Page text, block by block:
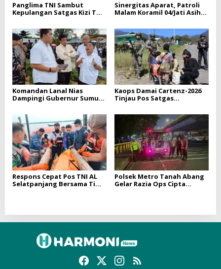
Panglima TNI Sambut
Kepulangan Satgas Kizi TNI
MONUSCO
Sinergitas Aparat, Patroli
Malam Koramil 04/Jati Asih
Kenyamanan Lingkungan
Komandan Lanal Nias
Dampingi Gubernur Sumut
Fasilitas Kesehatan dan
Budidaya Rumput Laut di
Nias Utara
Kaops Damai Cartenz-2026
Tinjau Pos Satgas
Cartenz di Sinak, Perkuat
Pendekatan Humanis
Bersama Masyarakat
Respons Cepat Pos TNI AL
Selatpanjang Bersama Tim
Mengkikip Kepulauan
Meranti
Polsek Metro Tanah Abang
Gelar Razia Ops Cipta